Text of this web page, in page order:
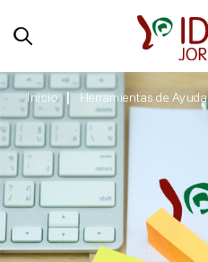
Inicio Herramientas de Ayuda